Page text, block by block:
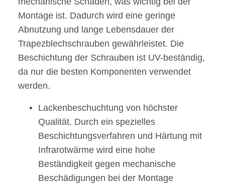
Montage ist. Dadurch wird eine geringe
Abnutzung und lange Lebensdauer der
Trapezblechschrauben gewährleistet. Die
Beschichtung der Schrauben ist UV-beständig,
da nur die besten Komponenten verwendet
werden.
Lackenbeschuchtung von höchster
Qualität. Durch ein spezielles
Beschichtungsverfahren und Härtung mit
Infrarotwärme wird eine hohe
Beständigkeit gegen mechanische
Beschädigungen bei der Montage